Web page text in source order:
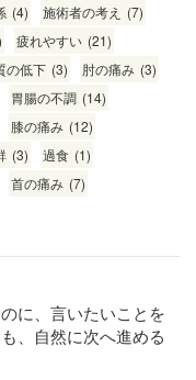
(4) 施術者の考え (7)
疲れやすい (21)
の低下 (3) 肘の痛み (3)
胃腸の不調 (14)
膝の痛み (12)
(3) 過食 (1)
首の痛み (7)
に、言いたいことを
、自然に次へ進める